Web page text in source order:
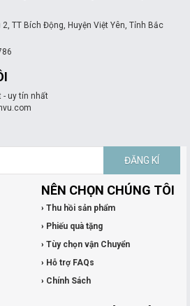
TT Bích Động, Huyện Việt Yên, Tỉnh Bắc
- uy tín nhất
ĐĂNG KÍ
NÊN CHỌN CHÚNG TÔI
› Thu hồi sản phẩm
› Phiếu quà tặng
› Tùy chọn vận Chuyển
› Hỗ trợ FAQs
› Chính Sách